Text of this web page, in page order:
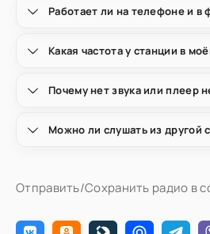
Работает ли на телефоне и
Какая частота у станции в
Почему нет звука или плеер
Можно ли слушать из другой
Отправить/Сохранить радио в